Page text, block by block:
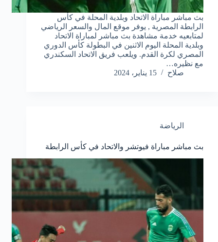
بث مباشر مباراة الاتحاد وبلدية المحلة في كأس
الرابطة المصرية , يوفر موقع المال والسعر الرياضي
لمتابعيه خدمة مشاهدة بث مباشر لمباراة الاتحاد
وبلدية المحلة اليوم الاثنين في البطولة كأس الدوري
المصري لكرة القدم. ويلعب فريق الاتحاد السكندري
مع نظيره…
صلاح
15 يناير، 2024
الرياضة
بث مباشر مباراة فيوتشر والاتحاد في كأس الرابطة